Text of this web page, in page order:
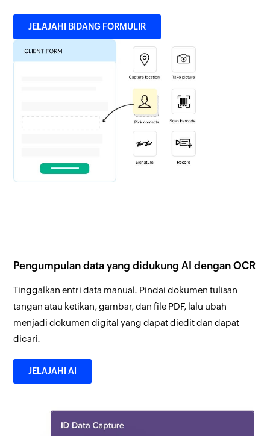
JELAJAHI BIDANG FORMULIR
Pengumpulan data yang didukung AI dengan OCR
Tinggalkan entri data manual. Pindai dokumen tulisan
tangan atau ketikan, gambar, dan file PDF, lalu ubah
menjadi dokumen digital yang dapat diedit dan dapat
dicari.
JELAJAHI AI